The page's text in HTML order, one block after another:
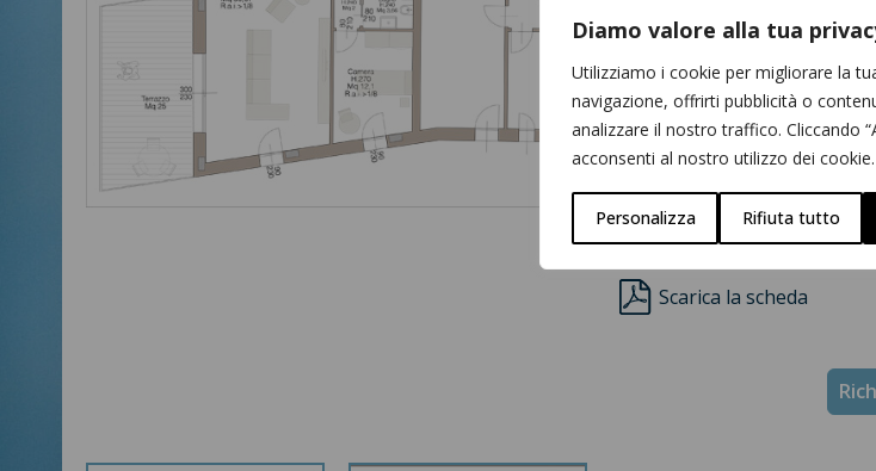
Diamo valore alla tua
Utilizziamo i cookie per migliorare la
navigazione, offrirti pubblicità o
analizzare il nostro traffico. Cliccando
acconsenti al nostro utilizzo dei cookie.
Personalizza Rifiuta tutto
balcone di circa 25 mq, che
abitativo con un'area
degli ambienti è progettata
luminosità.
Totale superficie commerciale:
Scarica la scheda